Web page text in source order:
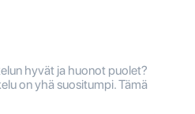
hyvät ja huonot puolet?
on yhä suositumpi. Tämä